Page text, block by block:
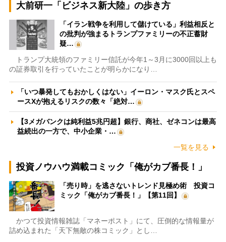
大前研一「ビジネス新大陸」の歩き方
「イラン戦争を利用して儲けている」利益相反と
の批判が強まるトランプファミリーの不正蓄財
疑…
トランプ大統領のファミリー信託が今年1～3月に3000回以上も
の証券取引を行っていたことが明らかになり…
「いつ暴発してもおかしくはない」イーロン・マスク氏とスペ
ースXが抱えるリスクの数々「絶対…
【3メガバンクは純利益5兆円超】銀行、商社、ゼネコンは最高
益続出の一方で、中小企業・…
一覧を見る
投資ノウハウ満載コミック「俺がカブ番長！」
「売り時」を逃さないトレンド見極め術 投資コ
ミック「俺がカブ番長！」【第11回】
かつて投資情報雑誌「マネーポスト」にて、圧倒的な情報量が
詰め込まれた「天下無敵の株コミック」とし…